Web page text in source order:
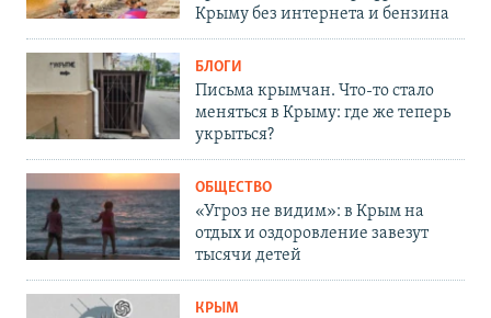
Крыму без интернета и бензина
БЛОГИ
Письма крымчан. Что-то стало
меняться в Крыму: где же теперь
укрыться?
ОБЩЕСТВО
«Угроз не видим»: в Крым на
отдых и оздоровление завезут
тысячи детей
КРЫМ